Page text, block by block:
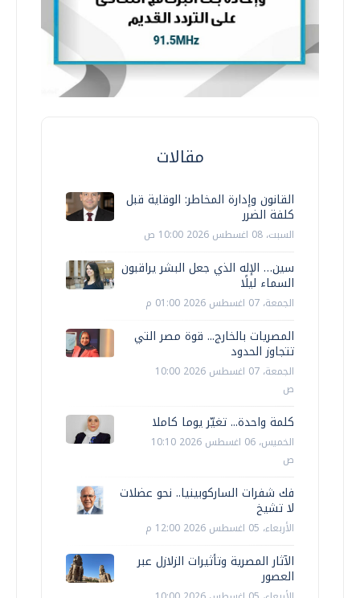
مقالات
القانون وإدارة المخاطر: الوقاية قبل
كلفة الضرر
السبت، 08 اغسطس 2026 10:00 ص
سين… الإله الذي جعل البشر يراقبون
السماء ليلًا
الجمعة، 07 اغسطس 2026 01:00 م
المصريات بالخارج... قوة مصر التي
تتجاوز الحدود
الجمعة، 07 اغسطس 2026 10:00
ص
كلمة واحدة... تغيّر يوما كاملا
الخميس، 06 اغسطس 2026 10:10
ص
فك شفرات الساركوبينيا.. نحو عضلات
لا تشيخ
الأربعاء، 05 اغسطس 2026 12:00 م
الآثار المصرية وتأثيرات الزلازل عبر
العصور